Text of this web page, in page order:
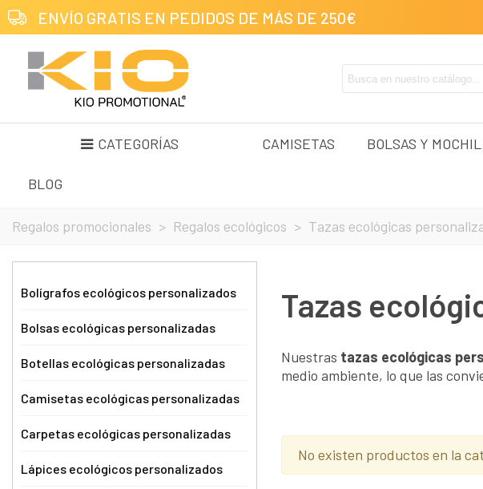
ENVÍO GRATIS EN PEDIDOS DE MÁS DE 250€
CATEGORÍAS CAMISETAS BOLSAS Y
BLOG
Regalos promocionales > Regalos ecológicos > Tazas ecológicas
Bolígrafos ecológicos personalizados
Bolsas ecológicas personalizadas
Botellas ecológicas personalizadas
Camisetas ecológicas personalizadas
Carpetas ecológicas personalizadas
Lápices ecológicos personalizados
Tazas
Nuestras tazas ecológicas
medio ambiente, lo que las
No existen productos en la